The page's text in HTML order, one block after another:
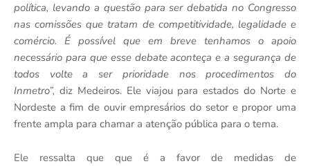
política, levando a questão para ser debatida no Congresso
nas comissões que tratam de competitividade, legalidade e
comércio. É possível que em breve tenhamos o apoio
necessário para que esse debate aconteça e a segurança de
todos volte a ser prioridade nos procedimentos do
Inmetro”, diz Medeiros. Ele viajou para estados do Norte e
Nordeste a fim de ouvir empresários do setor e propor uma
frente ampla para chamar a atenção pública para o tema.
Ele ressalta que que é a favor de medidas de